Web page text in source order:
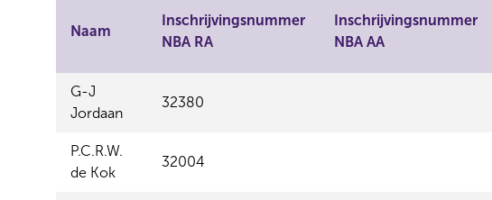
c
i
e
Naam
Inschrijvingsnummer
NBA RA
Inschrijvingsnummer
NBA AA
G-J
Jordaan
32380
P.C.R.W.
de Kok
32004